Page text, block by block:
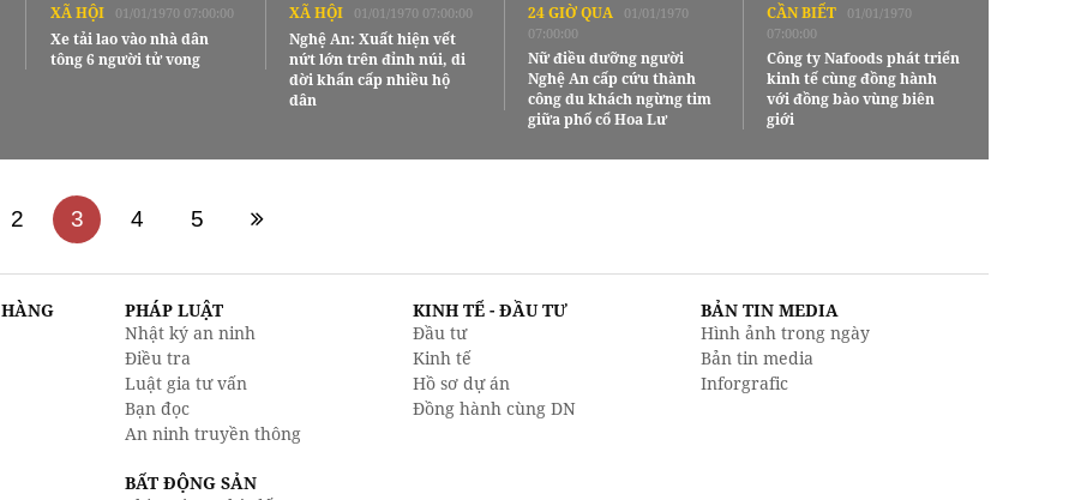
XÃ HỘI 01/01/1970 07:00:00
Xe tải lao vào nhà dân
tông 6 người tử vong
XÃ HỘI 01/01/1970 07:00:00
Nghệ An: Xuất hiện vết
nứt lớn trên đỉnh núi, di
dời khẩn cấp nhiều hộ
dân
24 GIỜ QUA
01/01/1970
07:00:00
Nữ điều dưỡng người
Nghệ An cấp cứu thành
công du khách ngừng tim
giữa phố cổ Hoa Lư
CẦN BIẾT
01/01/1970
07:00:00
Công ty Nafoods phát triển
kinh tế cùng đồng hành
với đồng bào vùng biên
giới
2 3 4 5
PHÁP LUẬT
Nhật ký an ninh
Điều tra
Luật gia tư vấn
Bạn đọc
An ninh truyền thông
KINH TẾ - ĐẦU TƯ
Đầu tư
Kinh tế
Hồ sơ dự án
Đồng hành cùng DN
BẢN TIN MEDIA
Hình ảnh trong ngày
Bản tin media
Inforgrafic
BẤT ĐỘNG SẢN